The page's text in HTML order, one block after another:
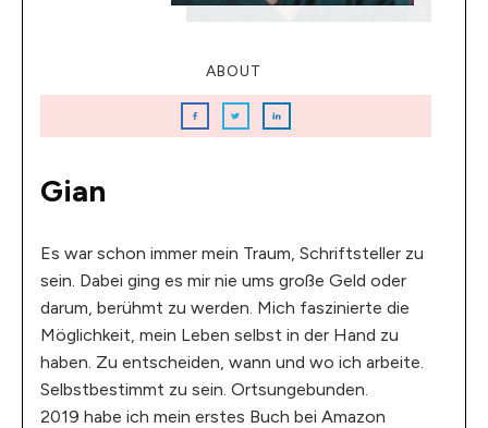
ABOUT
Gian
Es war schon immer mein Traum, Schriftsteller zu
sein. Dabei ging es mir nie ums große Geld oder
darum, berühmt zu werden. Mich faszinierte die
Möglichkeit, mein Leben selbst in der Hand zu
haben. Zu entscheiden, wann und wo ich arbeite.
Selbstbestimmt zu sein. Ortsungebunden.
2019 habe ich mein erstes Buch bei Amazon